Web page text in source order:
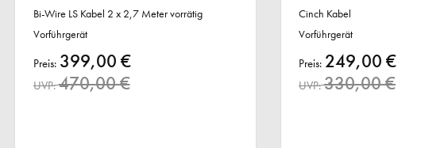
Bi-Wire LS Kabel 2 x 2,7 Meter vorrätig
Vorführgerät
Preis: 399,00 €
UVP: 470,00 €
Cinch Kabel
Vorführgerät
Preis: 249,00 €
UVP: 330,00 €